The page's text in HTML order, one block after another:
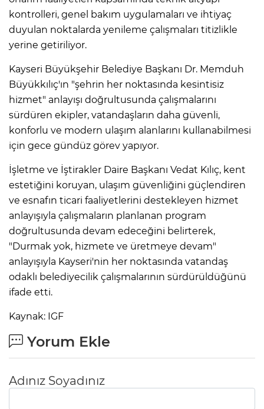
kontrolleri, genel bakım uygulamaları ve ihtiyaç
duyulan noktalarda yenileme çalışmaları titizlikle
yerine getiriliyor.
Kayseri Büyükşehir Belediye Başkanı Dr. Memduh
Büyükkılıç'ın "şehrin her noktasında kesintisiz
hizmet" anlayışı doğrultusunda çalışmalarını
sürdüren ekipler, vatandaşların daha güvenli,
konforlu ve modern ulaşım alanlarını kullanabilmesi
için gece gündüz görev yapıyor.
İşletme ve İştirakler Daire Başkanı Vedat Kılıç, kent
estetiğini koruyan, ulaşım güvenliğini güçlendiren
ve esnafın ticari faaliyetlerini destekleyen hizmet
anlayışıyla çalışmaların planlanan program
doğrultusunda devam edeceğini belirterek,
"Durmak yok, hizmete ve üretmeye devam"
anlayışıyla Kayseri'nin her noktasında vatandaş
odaklı belediyecilik çalışmalarının sürdürüldüğünü
ifade etti.
Kaynak: IGF
Yorum Ekle
Adınız Soyadınız